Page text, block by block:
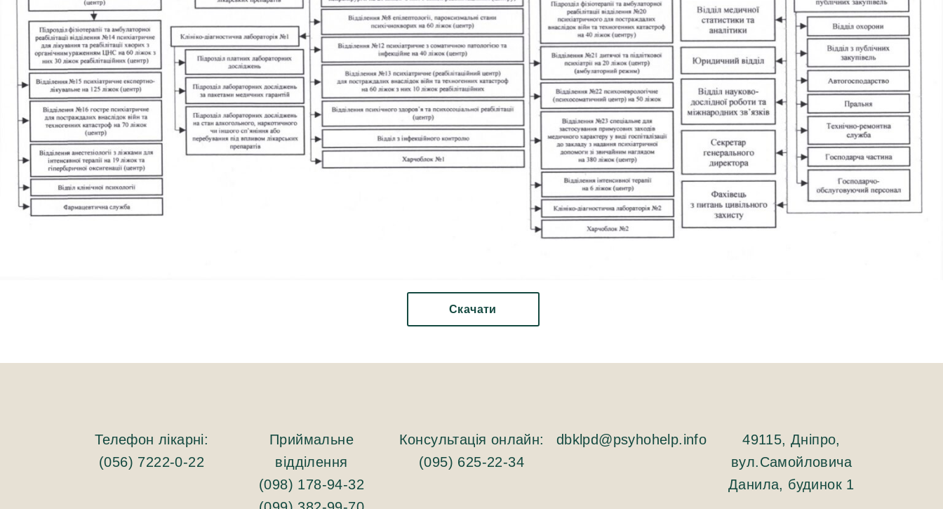
Скачати
Телефон лікарні:
(056) 7222-0-22
Приймальне
відділення
(098) 178-94-32
Консультація онлайн:
(095) 625-22-34
dbklpd@psyhohelp.info
49115, Дніпро,
вул.Самойловича
Данила, будинок 1